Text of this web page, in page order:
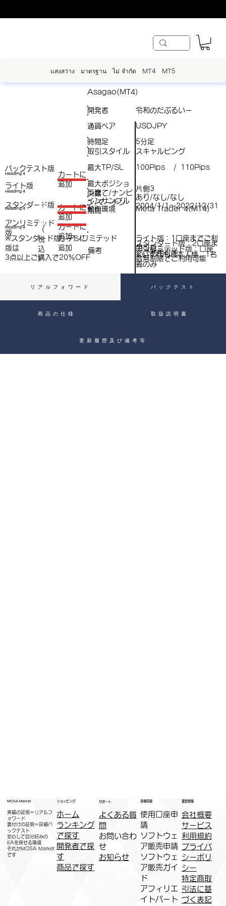
แสงสว่าง มาตรฐาน ไม่ จำกัด MT4 MT5
バックテスト版
スタンダード版
アンリミテッド
版
Asagao(MT4)
開発者 令和のだぶるいー
最大ポジショ
ン数
片側3
Heading 4
​カートに
追加
税
込
）
Heading 4
​カートに
追加
Heading 4
税
込
）
​カートに
追加
Heading 4
（
税
込
）
​カートに
追加
ライト版
USDJPY
通貨ペア
取引スタイル スキャルピング
最大TP/SL 100Pips / 110Pips
両建て/ナンピ
ン/マーチン
あり/なし/なし
インサンプル
期間
2004/1/1～2022/12/31
動作環境 Meta Trader 4(MT4)
時間足 5分足
備考
ライト版：1口座までご利
用可能
スタンダード版：2口座ま
でご利用可能
アンリミテッド版：口座
数無制限でご利用可能
※いずれもご本人様、1名
義のみ
※スタンダード版、アンリミテッド
版は
3点以上ご購入で​20％OFF
リアルフォワード バックテスト
商品の仕様 取扱説明書
更新履歴及び備考等
MOSA Market
実績の証明＝リアルフ
ォワード
裏付けの証明＝詳細バ
ックテスト
安心して自分好みの
EAを探せる環境
​それがMOSA Market
です
ショッピング
ホーム
ランキング
で探す
開発者で探
す
商品で探す
サポート
よくある質
問
お問い合わ
せ
お知らせ
各種申請
​使用口座申
請
ソフトウェ
ア販売申請
ソフトウェ
ア販売ガイ
ド
アフィリエ
イトパート
運営情報
会社概要
サービス
利用規約
プライバ
シーポリ
シー
特定商取
引法に基
づく表記